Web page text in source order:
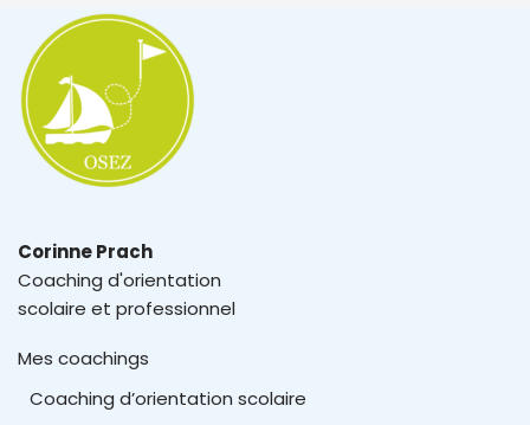
Corinne Prach
Coaching d'orientation
scolaire et professionnel
Mes coachings
Coaching d’orientation scolaire